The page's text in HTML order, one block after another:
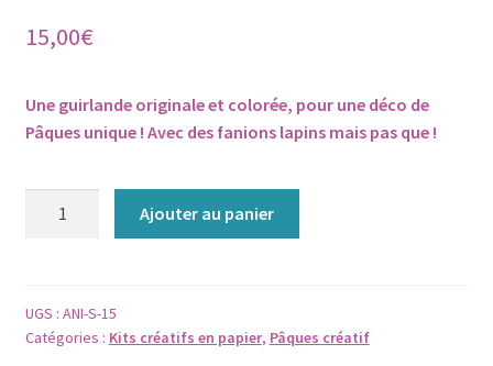
15,00€
Une guirlande originale et colorée, pour une déco de
Pâques unique ! Avec des fanions lapins mais pas que !
-
Fabrique
Ajouter au panier
UGS : ANI-S-15
Catégories : Kits créatifs en papier, Pâques créatif